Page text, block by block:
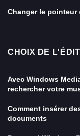
Changer le pointeur
CHOIX DE
Avec Windows
rechercher votre
Comment insérer
documents